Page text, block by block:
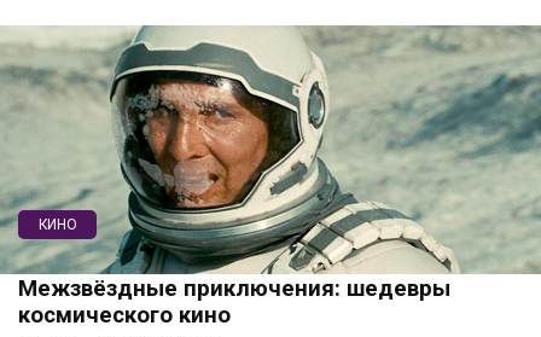
КИНО
Межзвёздные приключения: шедевры
космического кино